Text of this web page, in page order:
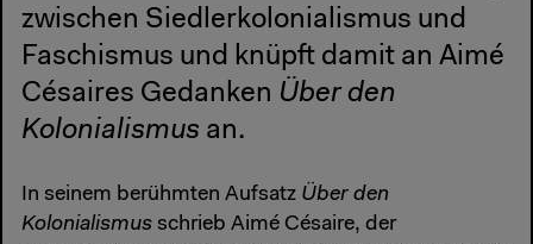
zwischen Siedlerkolonialismus und
Faschismus und knüpft damit an Aimé
Césaires Gedanken Über den
Kolonialismus an.
In seinem berühmten Aufsatz Über den
Kolonialismus schrieb Aimé Césaire, der